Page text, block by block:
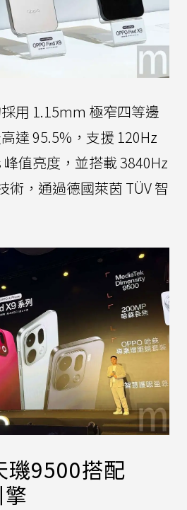
用 1.15mm 極窄四等邊
達 95.5%，支援 120Hz
值亮度，並搭載 3840Hz
術，通過德國萊茵 TÜV 智
璣9500搭配